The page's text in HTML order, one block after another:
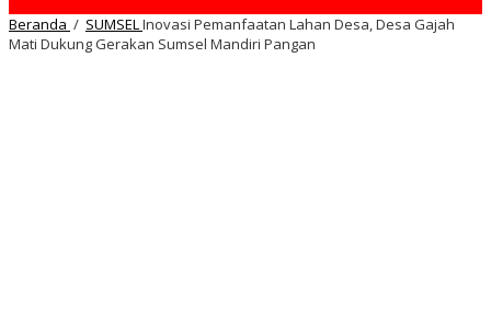
Beranda / SUMSELInovasi Pemanfaatan Lahan Desa, Desa Gajah
Mati Dukung Gerakan Sumsel Mandiri Pangan